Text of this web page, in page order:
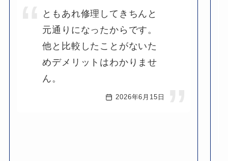
ともあれ修理してきちんと
元通りになったからです。
他と比較したことがないた
めデメリットはわかりませ
ん。
2026年6月15日